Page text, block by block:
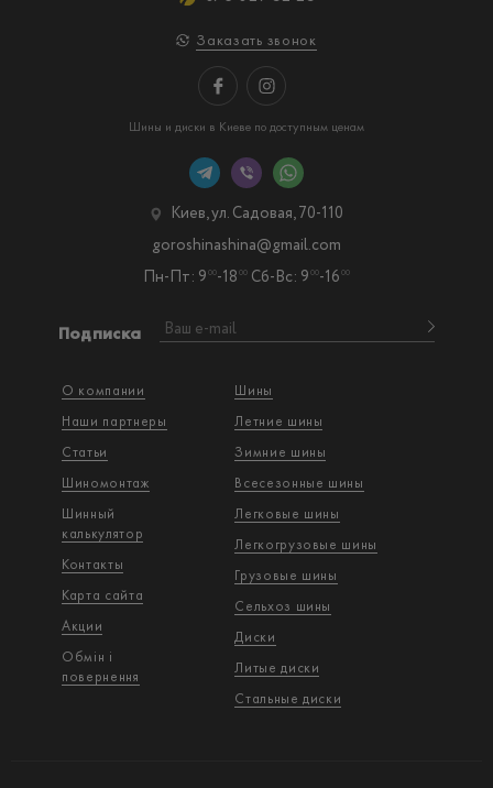
Заказать звонок
Шины и диски в Киеве по доступным ценам
О компании
Наши партнеры
Статьи
Шиномонтаж
Шинный
калькулятор
Контакты
Карта сайта
Акции
Обмін і
повернення
Шины
Летние шины
Зимние шины
Всесезонные шины
Легковые шины
Легкогрузовые шины
Грузовые шины
Сельхоз шины
Диски
Литые диски
Стальные диски
Подписка
Киев, ул. Садовая, 70-110
Пн-Пт: 9 00-18 00 Сб-Вс: 9 00-16 00
goroshinashina@gmail.com